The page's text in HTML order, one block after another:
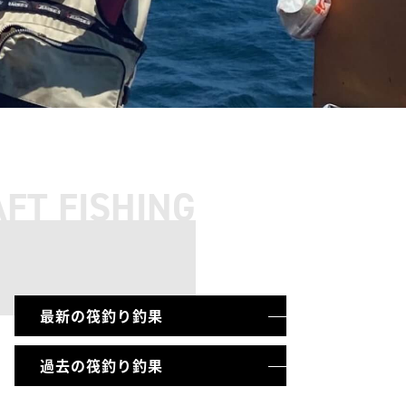
FISHING
最新の筏釣り釣果
過去の筏釣り釣果